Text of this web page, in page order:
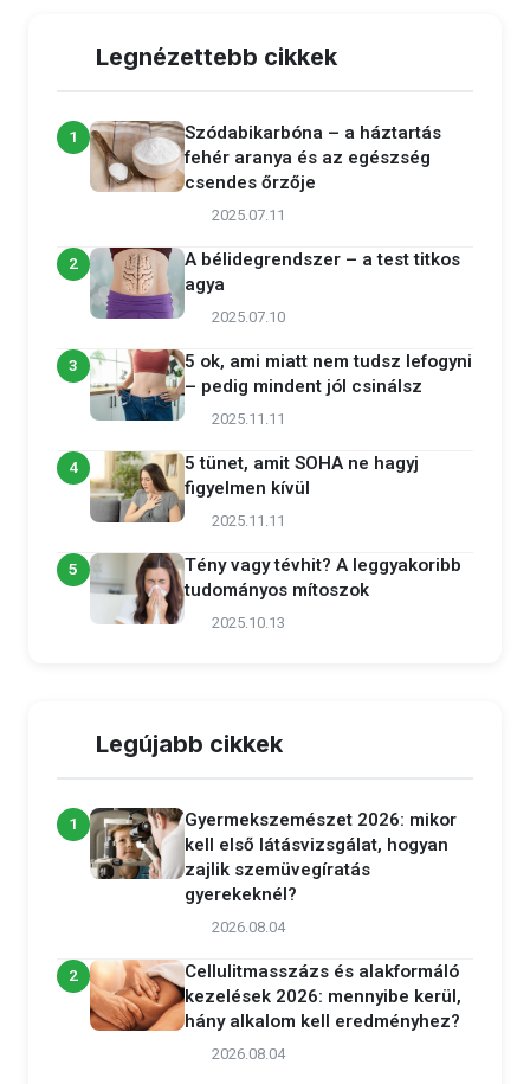
Legnézettebb cikkek
1
Szódabikarbóna – a háztartás
fehér aranya és az egészség
csendes őrzője
2025.07.11
2
A bélidegrendszer – a test titkos
agya
2025.07.10
3
5 ok, ami miatt nem tudsz lefogyni
– pedig mindent jól csinálsz
2025.11.11
4
5 tünet, amit SOHA ne hagyj
figyelmen kívül
2025.11.11
5
Tény vagy tévhit? A leggyakoribb
tudományos mítoszok
2025.10.13
Legújabb cikkek
1
Gyermekszemészet 2026: mikor
kell első látásvizsgálat, hogyan
zajlik szemüvegíratás
gyerekeknél?
2026.08.04
2
Cellulitmasszázs és alakformáló
kezelések 2026: mennyibe kerül,
hány alkalom kell eredményhez?
2026.08.04